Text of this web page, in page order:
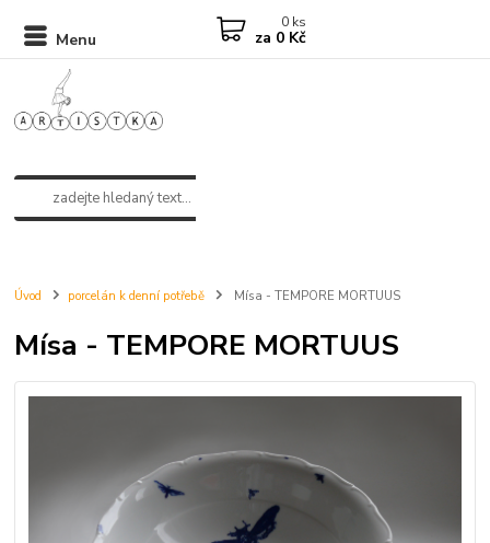
Menu
0 ks
za 0 Kč
Úvod porcelán k denní potřebě Mísa - TEMPORE MORTUUS
Mísa - TEMPORE MORTUUS